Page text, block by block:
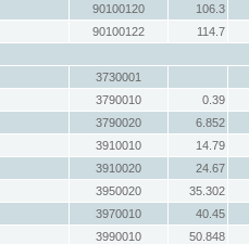
90100120
106.3
90100122
114.7
3730001
3790010
0.39
3790020
6.852
3910010
14.79
3910020
24.67
3950020
35.302
3970010
40.45
3990010
50.848